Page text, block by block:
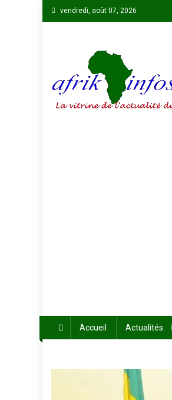
Skip
to
vendredi, août 07, 2026
Accueil Actualités